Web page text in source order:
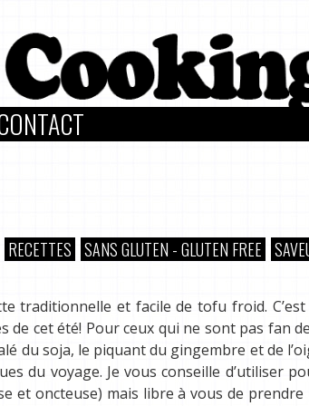
RECETTES SANS GLUTEN - GLUTEN FREE
traditionnelle et facile de tofu froid.
cet été! Pour ceux qui ne sont pas fan
du soja, le piquant du gingembre et de
du voyage. Je vous conseille d’utiliser
et oncteuse) mais libre à vous de